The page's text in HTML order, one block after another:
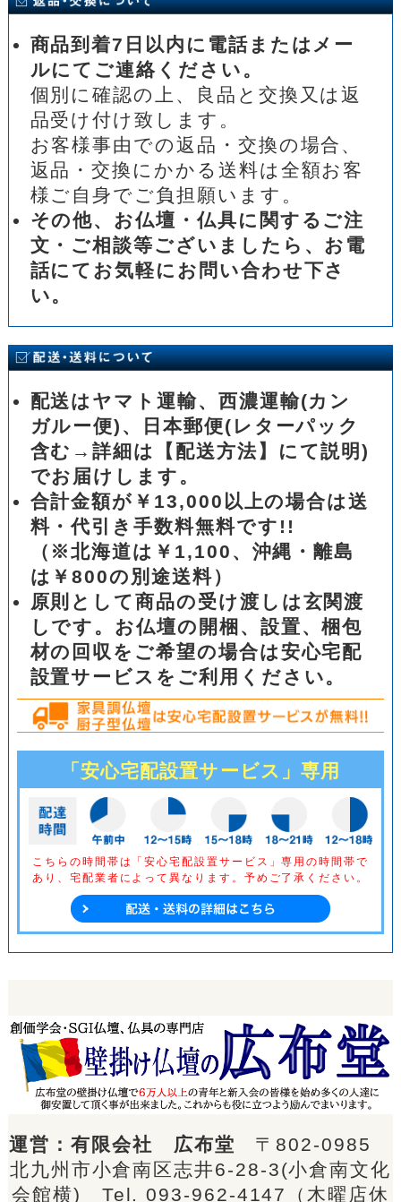
商品到着7日以内に電話またはメー
ルにてご連絡ください。
個別に確認の上、良品と交換又は返
品受け付け致します。
お客様事由での返品・交換の場合、
返品・交換にかかる送料は全額お客
様ご自身でご負担願います。
その他、お仏壇・仏具に関するご注
文・ご相談等ございましたら、お電
話にてお気軽にお問い合わせ下さ
い。
配送はヤマト運輸、西濃運輸(カン
ガルー便)、日本郵便(レターパック
含む→詳細は【配送方法】にて説明)
でお届けします。
合計金額が￥13,000以上の場合は送
料・代引き手数料無料です!!
（※北海道は￥1,100、沖縄・離島
は￥800の別途送料）
原則として商品の受け渡しは玄関渡
しです。お仏壇の開梱、設置、梱包
材の回収をご希望の場合は安心宅配
設置サービスをご利用ください。
「安心宅配設置サービス」専用
こちらの時間帯は「安心宅配設置サービス」専用の時間帯で
あり、 宅配業者によって異なります。予めご了承ください。
運営：有限会社 広布堂 〒802-0985
北九州市小倉南区志井6-28-3(小倉南文化
会館横) Tel.093-962-4147 （木曜店休